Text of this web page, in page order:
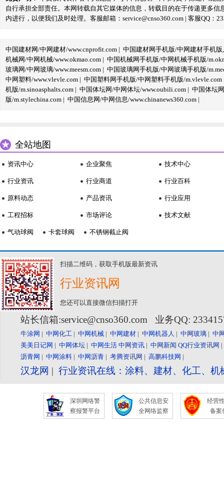
自行承担全部责任。本网转载自其它媒体的信息，转载目的在于传递更多
内进行，以便我们及时处理。客服邮箱：service@cnso360.com | 客服QQ：
中国建材网/中网建材/www.cnprofit.com | 中国建材网手机版/中网建材手机版
机械网/中网机械/www.okmao.com | 中国机械网手机版/中网机械手机版/
玻璃网/中网玻璃/www.meesm.com | 中国玻璃网手机版/中网玻璃手机版/
中网塑料/www.vlevle.com | 中国塑料网手机版/中网塑料手机版/m.vlevle.com
机版/m.sinoasphalts.com | 中国体坛网/中网体坛/www.oubili.com | 中国体坛
版/m.stylechina.com | 中国信息网/中网信息/www.chinanews360.com |
全站地图
资讯中心
行业资讯
原料动态
工程招标
企业聚焦
行业商道
产品资讯
市场评论
技术中心
行业百科
行业应用
技术文献
气动球阀 卡套球阀 不锈钢截止阀
扫描二维码，获取手机版最新资讯
行业资讯网
您还可以直接微信扫描打开
站长信箱:service@cnso360.com 业务QQ:
牛涂网 | 中网化工 | 中网机械 | 中网建材 | 中网机器人 | 中网玻璃 | 中
美美日记网 | 中网体坛 | 中网生活 中网资讯 | 中网新闻 QQ行业资讯网
沥青网 | 中网涂料 | 中网沥青 | 考腾资讯网 | 高鹏科技网 |
汉龙网 | 行业资讯在线：涂料、建材、化工、
深圳网络警
察报警平台
公共信息安
全网络监察
经营
备案